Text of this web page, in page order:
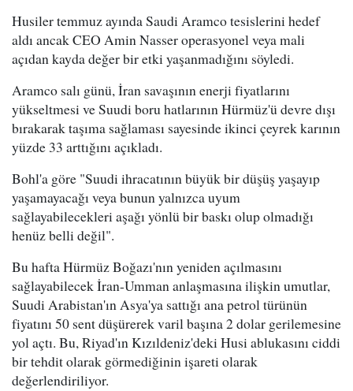
Husiler temmuz ayında Saudi Aramco tesislerini hedef
aldı ancak CEO Amin Nasser operasyonel veya mali
açıdan kayda değer bir etki yaşanmadığını söyledi.
Aramco salı günü, İran savaşının enerji fiyatlarını
yükseltmesi ve Suudi boru hatlarının Hürmüz'ü devre dışı
bırakarak taşıma sağlaması sayesinde ikinci çeyrek karının
yüzde 33 arttığını açıkladı.
Bohl'a göre "Suudi ihracatının büyük bir düşüş yaşayıp
yaşamayacağı veya bunun yalnızca uyum
sağlayabilecekleri aşağı yönlü bir baskı olup olmadığı
henüz belli değil".
Bu hafta Hürmüz Boğazı'nın yeniden açılmasını
sağlayabilecek İran-Umman anlaşmasına ilişkin umutlar,
Suudi Arabistan'ın Asya'ya sattığı ana petrol türünün
fiyatını 50 sent düşürerek varil başına 2 dolar gerilemesine
yol açtı. Bu, Riyad'ın Kızıldeniz'deki Husi ablukasını ciddi
bir tehdit olarak görmediğinin işareti olarak
değerlendiriliyor.